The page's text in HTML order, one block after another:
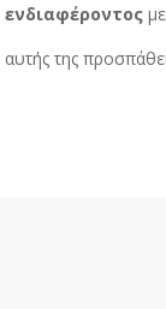
ενδιαφέροντος
αυτής της